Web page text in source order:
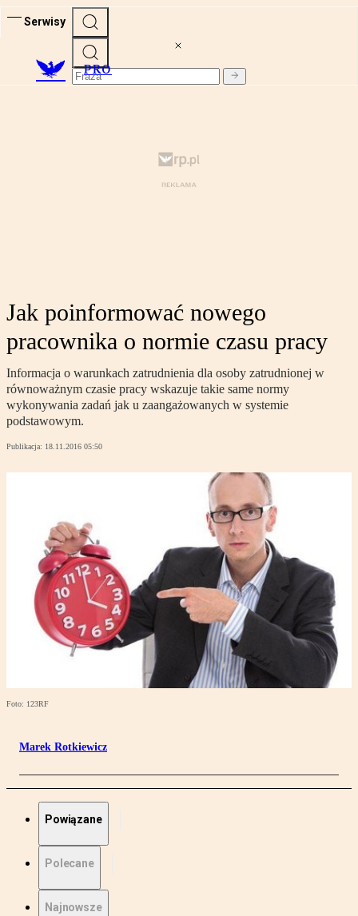
Serwisy
PRO
Jak poinformować nowego
pracownika o normie czasu pracy
Informacja o warunkach zatrudnienia dla osoby zatrudnionej w
równoważnym czasie pracy wskazuje takie same normy
wykonywania zadań jak u zaangażowanych w systemie
podstawowym.
Publikacja: 18.11.2016 05:50
Foto: 123RF
Marek Rotkiewicz
Powiązane
Polecane
Najnowsze